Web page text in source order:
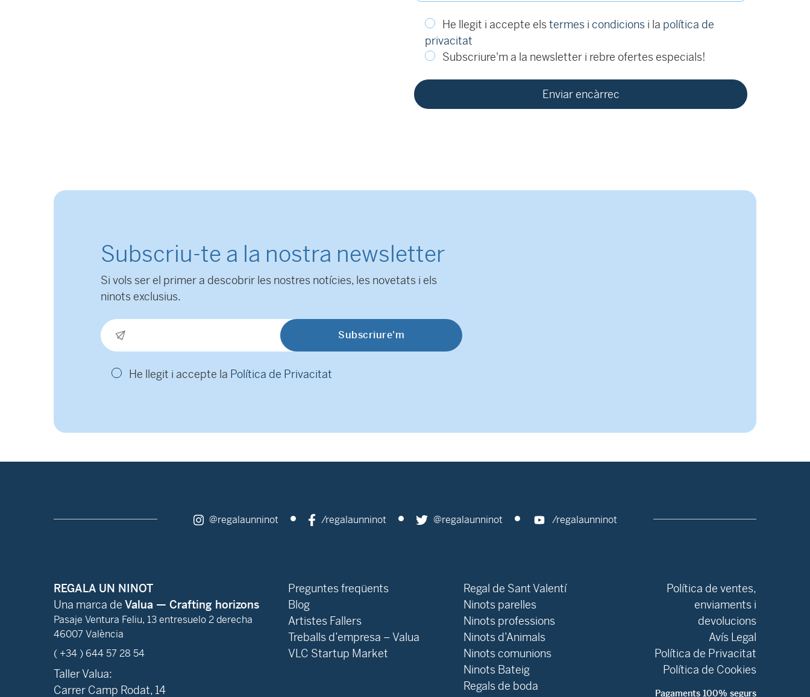
He llegit i accepte elstermes i condicions i la política de
privacitat
Subscriure'm a la newsletter i rebre ofertes especials!
Subscriu-te a la nostra newsletter
Si vols ser el primer a descobrir les nostres notícies, les novetats i els
ninots exclusius.
He llegit i accepte la Política de Privacitat
@regalaunninot /regalaunninot @regalaunninot /regalaunninot
REGALA UN NINOT
Una marca de Valua — Crafting horizons
Pasaje Ventura Feliu, 13 entresuelo 2 derecha
46007 València
( +34 ) 644 57 28 54
Taller Valua:
Carrer Camp Rodat, 14
Preguntes freqüents
Blog
‍Artistes Fallers
Treballs d’empresa – Valua
VLC Startup Market
Regal de Sant Valentí
Ninots parelles
Ninots professions
Ninots d’Animals
Ninots comunions
Ninots Bateig
Regals de boda
Política de ventes,
enviaments i
devolucions
Avís Legal
Política de Privacitat
Política de Cookies
Pagaments 100% segurs